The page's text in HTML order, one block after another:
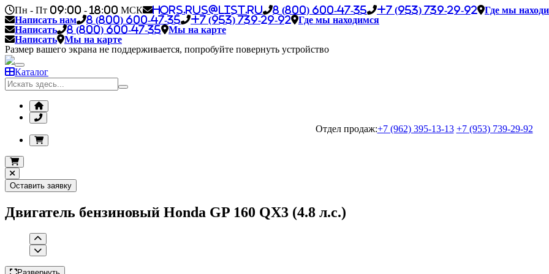
Пн - Пт 09:00 - 18:00 МСК hors.rus@list.ru 8 (800) 600-47-35 +7 (953) 739-29-92
Где мы
Написать нам
8 (800) 600-47-35 +7 (953) 739-29-92
Где мы находимся
Написать
8 (800) 600-47-35
Мы на карте
Написать
Мы на карте
Размер вашего экрана не поддерживается, попробуйте повернуть устройство
Каталог
Отдел продаж:+7 (962) 395-13-13 +7 (953) 739-29-92
Оставить заявку
Двигатель бензиновый Honda GP 160 QX3 (4.8 л.с.)